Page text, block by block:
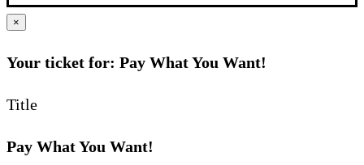
×
Your ticket for: Pay What You Want!
Title
Pay What You Want!